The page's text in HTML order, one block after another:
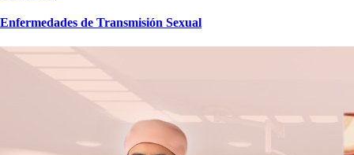
Enfermedades de Transmisión Sexual